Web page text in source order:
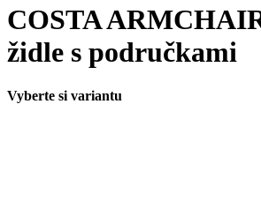
COSTA
židle s područkami
Vyberte si variantu